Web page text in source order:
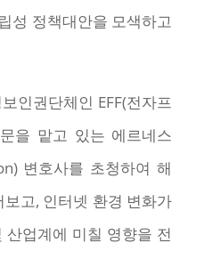
성 정책대안을 모색하고
인권단체인 EFF(전자프
을 맡고 있는 에르네스
변호사를 초청하여 해
고, 인터넷 환경 변화가
산업계에 미칠 영향을 전